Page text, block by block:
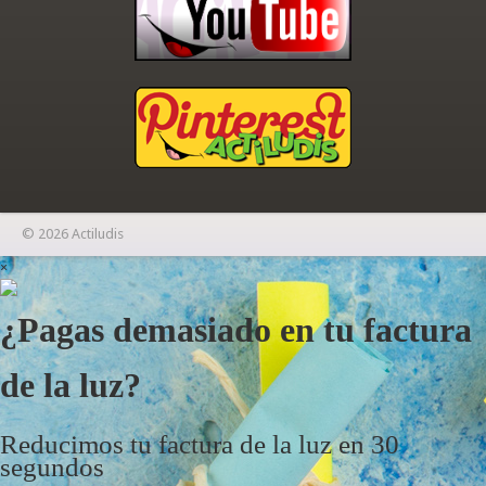
© 2026 Actiludis
×
¿Pagas demasiado en tu factura
de la luz?
Reducimos tu factura de la luz en 30
segundos